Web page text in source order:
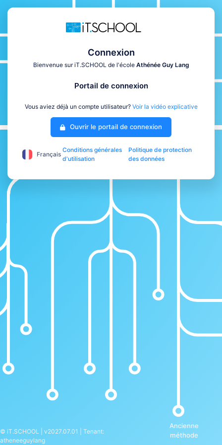
Connexion
Bienvenue sur iT.SCHOOL de l'école Athénée Guy Lang
Portail de connexion
Vous aviez déjà un compte utilisateur? Voir la vidéo explicative
Ouvrir le portail de connexion
Français
Conditions générales
d'utilisation
Politique de protection
des données
© iT.SCHOOL | v2027.07.01 | Tenant:
atheneeguylang
Ancienne
méthode